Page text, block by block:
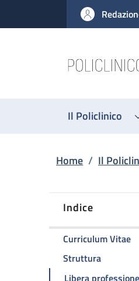
al contenuto principale
to footer content
Il Policlinico
Briciole
Home / Il
Indice
Curriculum Vitae
Strutturadella
Libera professione